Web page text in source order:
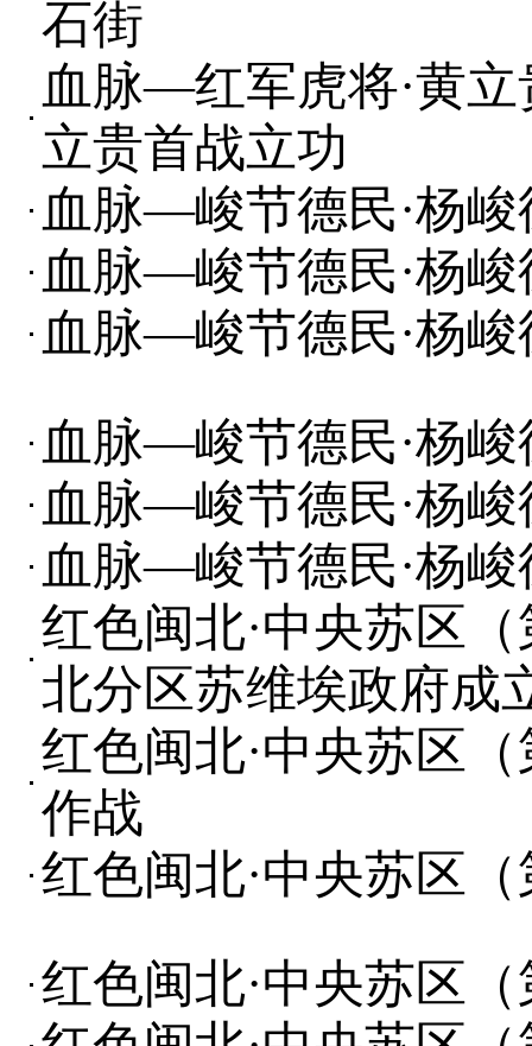
石街
血脉—红军虎将·黄
立贵首战立功
血脉—峻节德民·杨峻
血脉—峻节德民·杨峻
血脉—峻节德民·杨峻
血脉—峻节德民·杨
血脉—峻节德民·杨峻
血脉—峻节德民·杨峻
红色闽北·中央苏区
北分区苏维埃政府成
红色闽北·中央苏区
作战
红色闽北·中央苏区
红色闽北·中央苏区